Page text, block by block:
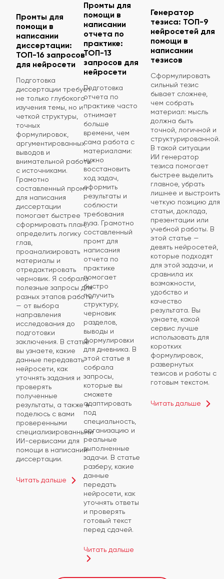
Промты для
помощи в
написании
диссертации:
ТОП-16 запросов
для нейросети
Подготовка
диссертации требует
не только глубокого
изучения темы, но и
четкой структуры,
точных
формулировок,
аргументированных
выводов и
внимательной работы
с источниками.
Грамотно
составленный промт
для написания
диссертации
помогает быстрее
сформировать план,
определить логику
глав,
проанализировать
материалы и
отредактировать
черновик. Я собрала
полезные запросы для
разных этапов работы
— от выбора
направления
исследования до
подготовки
заключения. В статье
вы узнаете, какие
данные передавать
нейросети, как
уточнять задания и
проверять
полученные
результаты, а также я
поделюсь с вами
проверенными
специализированными
ИИ-сервисами для
помощи в написании
диссертации.
Читать дальше
Промты для
помощи в
написании
отчета по
практике:
ТОП-13
запросов для
нейросети
Подготовка
отчета по
практике часто
отнимает
больше
времени, чем
сама работа с
материалами:
нужно
восстановить
ход задач,
оформить
результаты и
соблюсти
требования
вуза. Грамотно
составленный
промт для
написания
отчета по
практике
помогает
быстро
получить
структуру,
черновик
разделов,
выводы и
формулировки
для дневника. В
этой статье я
собрала
запросы,
которые вы
сможете
адаптировать
под
специальность,
организацию и
реальные
выполненные
задачи. В статье
разберу, какие
данные
передать
нейросети, как
уточнять ответы
и проверять
готовый текст
перед сдачей.
Читать дальше
Генератор
тезиса: ТОП-9
нейросетей для
помощи в
написании
тезисов
Сформулировать
сильный тезис
бывает сложнее,
чем собрать
материал: мысль
должна быть
точной, логичной и
структурированной.
В такой ситуации
ИИ генератор
тезиса помогает
быстрее выделить
главное, убрать
лишнее и выстроить
четкую позицию для
статьи, доклада,
презентации или
учебной работы. В
этой статье —
девять нейросетей,
которые подходят
для этой задачи, и
сравнила их
возможности,
удобство и
качество
результата. Вы
узнаете, какой
сервис лучше
использовать для
коротких
формулировок,
развернутых
тезисов и работы с
готовым текстом.
Читать дальше